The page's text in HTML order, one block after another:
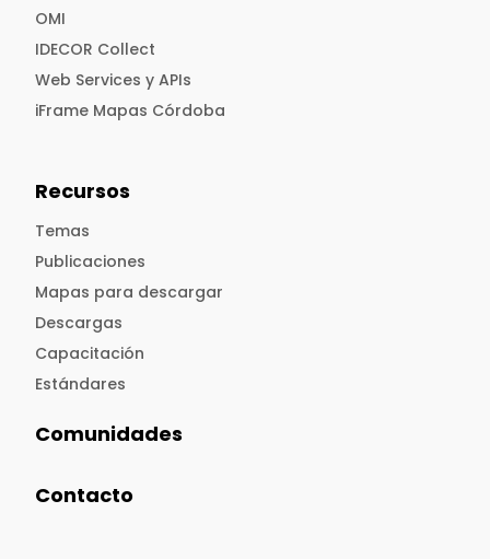
OMI
IDECOR Collect
Web Services y APIs
iFrame Mapas Córdoba
Recursos
Temas
Publicaciones
Mapas para descargar
Descargas
Capacitación
Estándares
Comunidades
Contacto